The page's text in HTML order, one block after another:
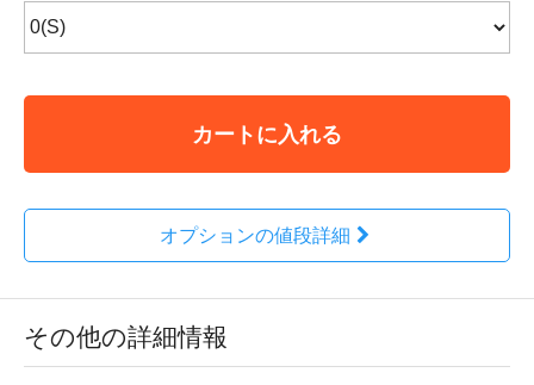
カートに入れる
オプションの値段詳細
その他の詳細情報